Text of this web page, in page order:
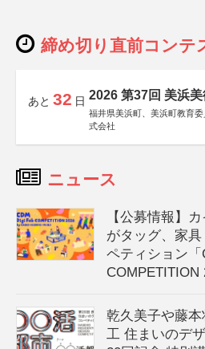
締め切り直前コンテ
あと 32 日 2026 第37回 美浜美
福井県美浜町、美浜町教育
式会社
ニュース
【公募情報】
がタッグ、家
ペティション
COMPETITION
乾久美子や藤
工 住まいのデ